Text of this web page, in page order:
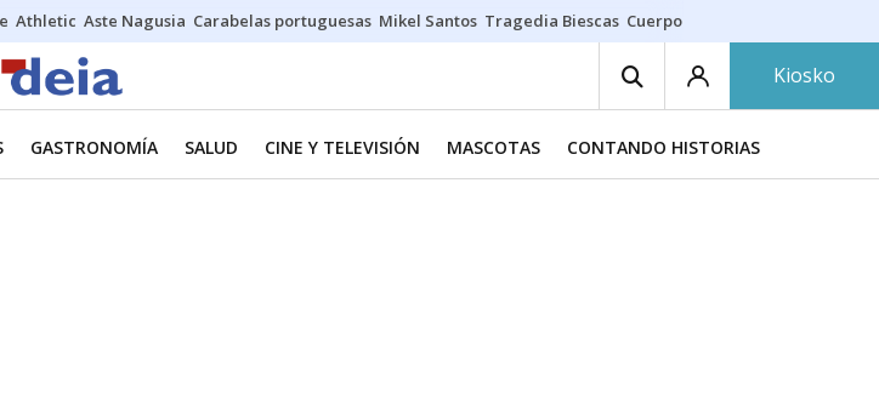
Athletic Aste Nagusia Carabelas portuguesas Mikel Santos Tragedia Biescas Cuerpo ría
Kiosko
GASTRONOMÍA SALUD CINE Y TELEVISIÓN MASCOTAS CONTANDO HISTORIAS